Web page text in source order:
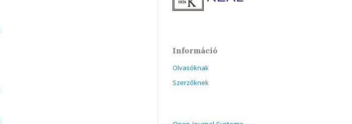
Információ
Olvasóknak
Szerzőknek